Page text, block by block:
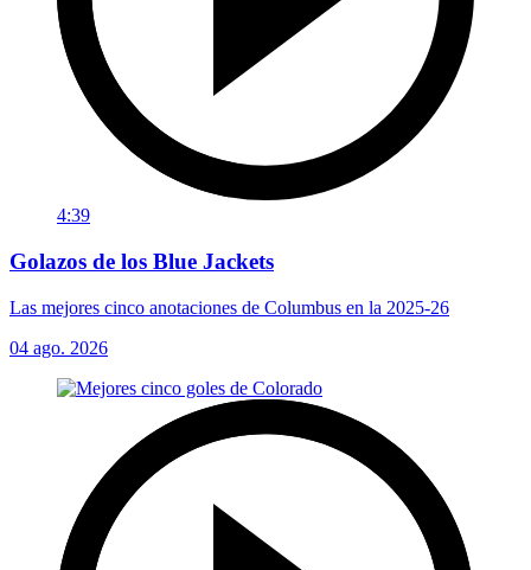
4:39
Golazos de los Blue Jackets
Las mejores cinco anotaciones de Columbus en la 2025-26
04 ago. 2026